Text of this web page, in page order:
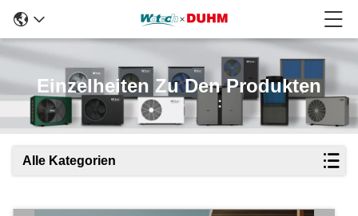
Einzelheiten Zu Den Produkten
Alle Kategorien